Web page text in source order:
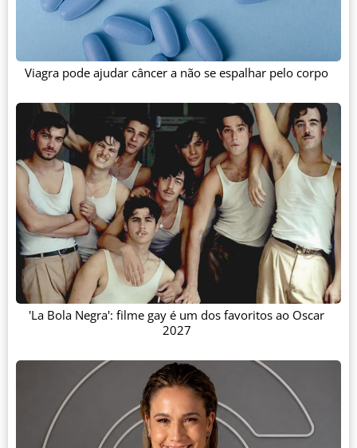
Viagra pode ajudar câncer a não se espalhar pelo corpo
'La Bola Negra': filme gay é um dos favoritos ao Oscar
2027